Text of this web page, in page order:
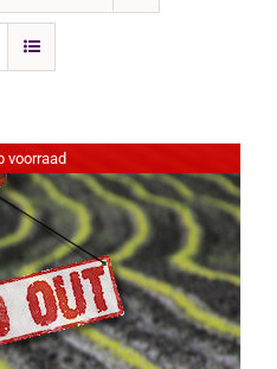
voorraad